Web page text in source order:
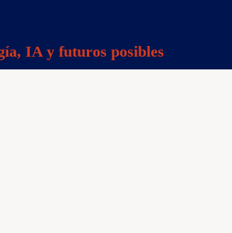
IA y futuros posibles